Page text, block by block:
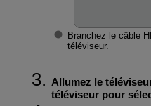
Branchez le câble
téléviseur.
Allumez le
téléviseur pour